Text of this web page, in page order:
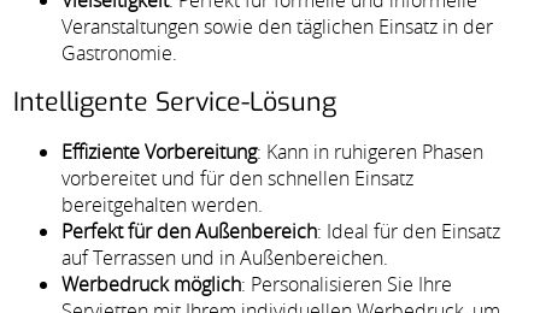
Veranstaltungen sowie den täglichen Einsatz in der
Gastronomie.
Intelligente Service-Lösung
Effiziente Vorbereitung: Kann in ruhigeren Phasen
vorbereitet und für den schnellen Einsatz
bereitgehalten werden.
Perfekt für den Außenbereich: Ideal für den Einsatz
auf Terrassen und in Außenbereichen.
Werbedruck möglich: Personalisieren Sie Ihre